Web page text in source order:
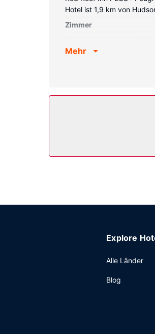
Hotel ist 1,9 km von
Zimmer
Satellitenempfang. Es
ein Verkaufsautomat
Zum Angebot gehören
Folgendes: Parken ohne
Mehr
Explore
Alle Länder
Blog